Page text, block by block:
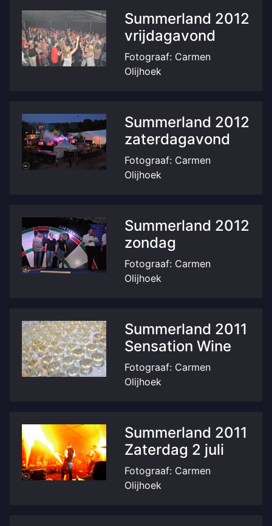
Summerland 2012
vrijdagavond
Fotograaf: Carmen
Olijhoek
Summerland 2012
zaterdagavond
Fotograaf: Carmen
Olijhoek
Summerland 2012
zondag
Fotograaf: Carmen
Olijhoek
Summerland 2011
Sensation Wine
Fotograaf: Carmen
Olijhoek
Summerland 2011
Zaterdag 2 juli
Fotograaf: Carmen
Olijhoek